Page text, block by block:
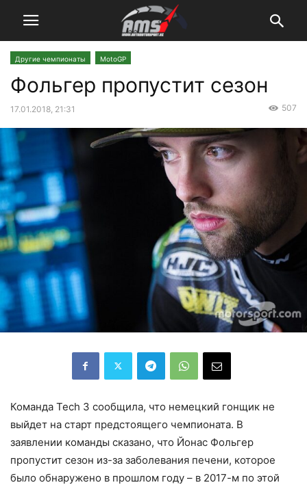
Другие чемпионаты MotoGP
Фольгер пропустит сезон
17.01.2018, 21:31 507
Команда Tech 3 сообщила, что немецкий гонщик не
выйдет на старт предстоящего чемпионата. В
заявлении команды сказано, что Йонас Фольгер
пропустит сезон из-за заболевания печени, которое
было обнаружено в прошлом году – в 2017-м по этой